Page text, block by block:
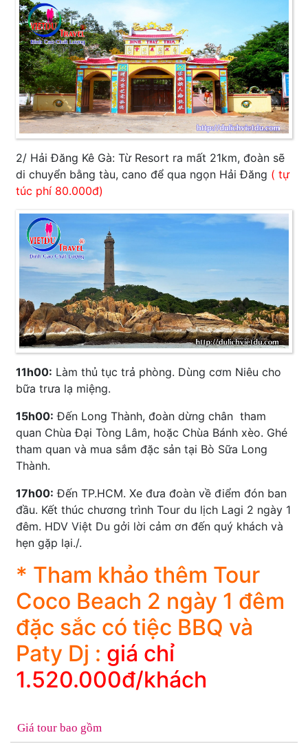
2/ Hải Đăng Kê Gà: Từ Resort ra mất 21km, đoàn sẽ
di chuyển bằng tàu, cano để qua ngọn Hải Đăng ( tự
túc phí 80.000đ)
11h00: Làm thủ tục trả phòng. Dùng cơm Niêu cho
bữa trưa lạ miệng.
15h00: Đến Long Thành, đoàn dừng chân tham
quan Chùa Đại Tòng Lâm, hoặc Chùa Bánh xèo. Ghé
tham quan và mua sắm đặc sản tại Bò Sữa Long
Thành.
17h00: Đến TP.HCM. Xe đưa đoàn về điểm đón ban
đầu. Kết thúc chương trình Tour du lịch Lagi 2 ngày 1
đêm. HDV Việt Du gởi lời cảm ơn đến quý khách và
hẹn gặp lại./.
* Tham khảo thêm Tour
Coco Beach 2 ngày 1 đêm
đặc sắc có tiệc BBQ và
Paty Dj : giá chỉ
1.520.000đ/khách
Giá tour bao gồm